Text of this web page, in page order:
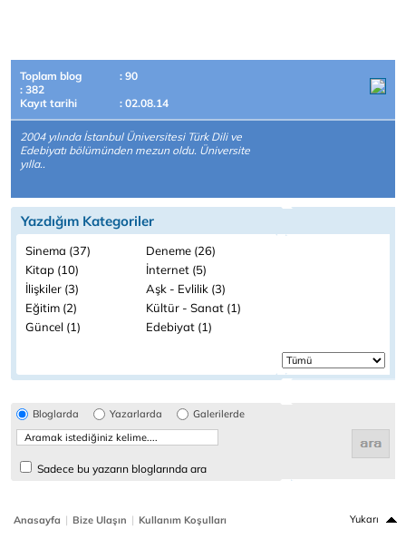
Toplam blog
: 90
: 382
Kayıt tarihi
: 02.08.14
2004 yılında İstanbul Üniversitesi Türk Dili ve
Edebiyatı bölümünden mezun oldu. Üniversite
yılla..
Yazdığım Kategoriler
Sinema (37)
Deneme (26)
Kitap (10)
İnternet (5)
İlişkiler (3)
Aşk - Evlilik (3)
Eğitim (2)
Kültür - Sanat (1)
Güncel (1)
Edebiyat (1)
Bloglarda Yazarlarda Galerilerde
Sadece bu yazarın bloglarında ara
Anasayfa | Bize Ulaşın | Kullanım Koşulları Yukarı